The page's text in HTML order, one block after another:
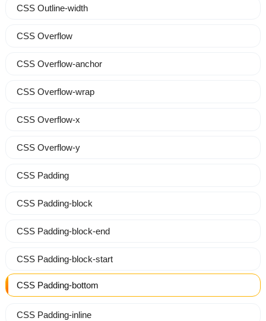
CSS Outline-width
CSS Overflow
CSS Overflow-anchor
CSS Overflow-wrap
CSS Overflow-x
CSS Overflow-y
CSS Padding
CSS Padding-block
CSS Padding-block-end
CSS Padding-block-start
CSS Padding-bottom
CSS Padding-inline